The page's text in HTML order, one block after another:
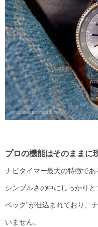
プロの機能はそのままに
ナビタイマー最大の特徴であ
シンプルさの中にしっかり
ペック”が仕込まれており、
いません。